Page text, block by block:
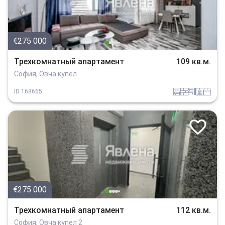
€275 000
Трехкомнатный апартамент 109 кв.м.
София, Овча купел
ID 168665 garajtuhlaobzavejdne_4 sanitarno_pomeshtenie spalnia
€275 000
Трехкомнатный апартамент 112 кв.м.
София, Овча купел 2